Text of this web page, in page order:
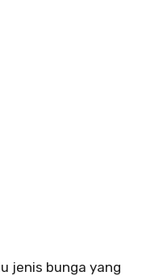
jenis bunga yang